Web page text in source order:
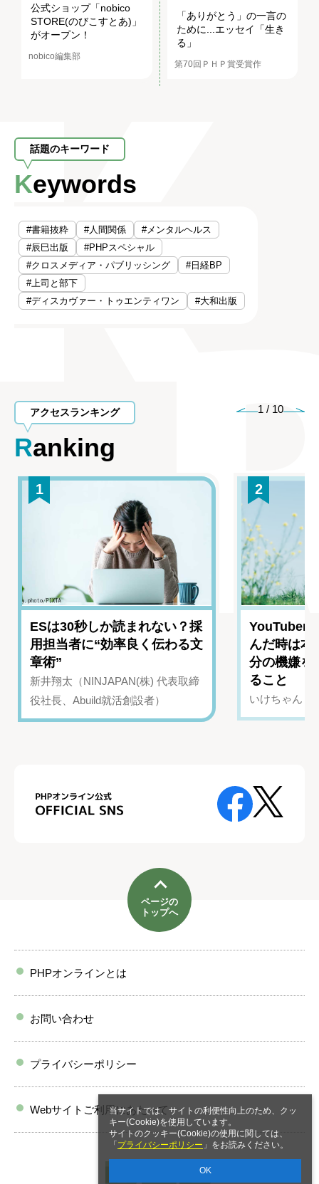
当サイトでは、サイトの利便性向上のため、クッ
キー(Cookie)を使用しています。
サイトのクッキー(Cookie)の使用に関しては、
「 プライバシーポリシー 」をお読みください。
OK
公式ショップ「nobico
STORE(のびこすとあ)」
がオープン！
nobico編集部
「ありがとう」の一言の
ために...エッセイ「生き
る」
第70回ＰＨＰ賞受賞作
話題のキーワード
Keywords
#書籍抜粋 #人間関係
#メンタルヘルス
#辰巳出版
#PHPスペシャル
#クロスメディア・パブリッシング
#日経BP
#上司と部下
#ディスカヴァー・トゥエンティワン
#大和出版
アクセスランキング
Ranking
1 / 10
1
ESは30秒しか読まれない？採
用担当者に“効率良く伝わる文
章術”
新井翔太（NINJAPAN(株) 代表取締
役社長、Abuild就活創設者）
2
YouTuber
んだ時は
分の機嫌を
ること
いけちゃん（
ページの
トップへ
PHPオンラインとは
お問い合わせ
プライバシーポリシー
Webサイトご利用にあたって